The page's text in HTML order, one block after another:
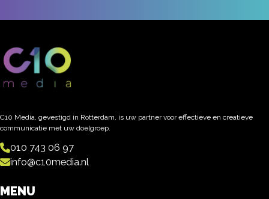
C10 Media, gevestigd in Rotterdam, is uw partner voor effectieve en creatieve
communicatie met uw doelgroep.
010 743 06 97
info@c10media.nl
MENU